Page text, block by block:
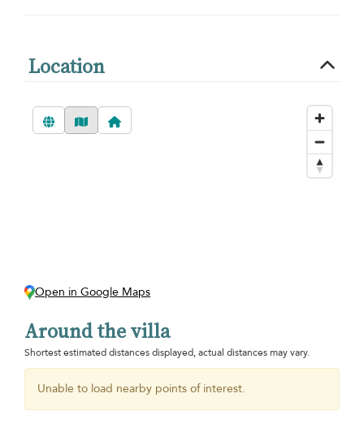
Location
Open in Google Maps
Around the villa
Shortest estimated distances displayed, actual distances may vary.
Unable to load nearby points of interest.